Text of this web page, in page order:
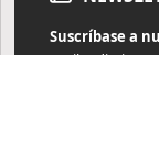
Suscríbase a
Reciba